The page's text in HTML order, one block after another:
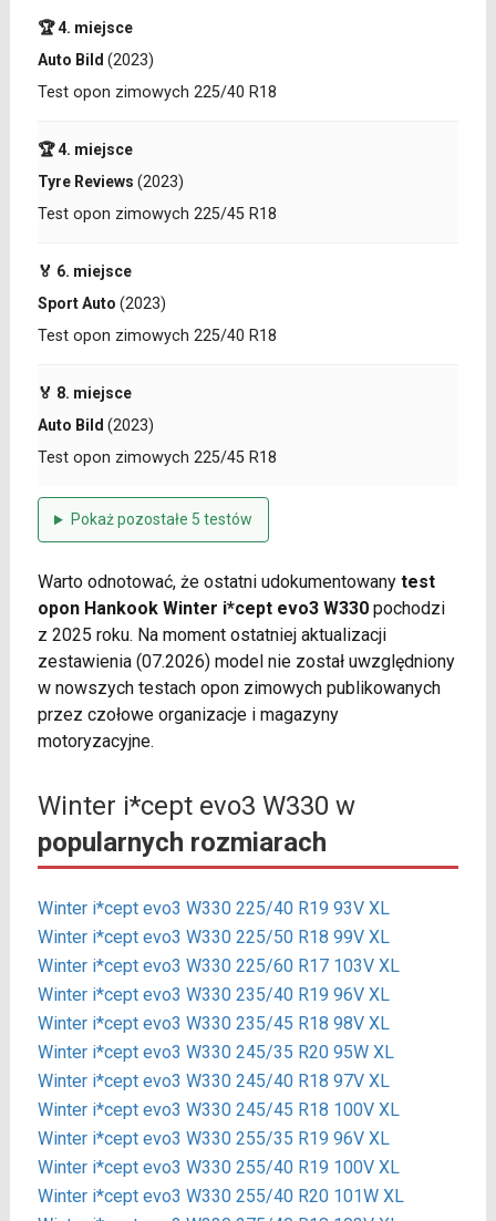
🏆 4. miejsce
Auto Bild (2023)
Test opon zimowych 225/40 R18
🏆 4. miejsce
Tyre Reviews (2023)
Test opon zimowych 225/45 R18
🏅 6. miejsce
Sport Auto (2023)
Test opon zimowych 225/40 R18
🏅 8. miejsce
Auto Bild (2023)
Test opon zimowych 225/45 R18
Pokaż pozostałe 5 testów
Warto odnotować, że ostatni udokumentowany test
opon Hankook Winter i*cept evo3 W330pochodzi
z 2025 roku. Na moment ostatniej aktualizacji
zestawienia (07.2026) model nie został uwzględniony
w nowszych testach opon zimowych publikowanych
przez czołowe organizacje i magazyny
motoryzacyjne.
Winter i*cept evo3 W330 w
popularnych rozmiarach
Winter i*cept evo3 W330 225/40 R19 93V XL
Winter i*cept evo3 W330 225/50 R18 99V XL
Winter i*cept evo3 W330 225/60 R17 103V XL
Winter i*cept evo3 W330 235/40 R19 96V XL
Winter i*cept evo3 W330 235/45 R18 98V XL
Winter i*cept evo3 W330 245/35 R20 95W XL
Winter i*cept evo3 W330 245/40 R18 97V XL
Winter i*cept evo3 W330 245/45 R18 100V XL
Winter i*cept evo3 W330 255/35 R19 96V XL
Winter i*cept evo3 W330 255/40 R19 100V XL
Winter i*cept evo3 W330 255/40 R20 101W XL